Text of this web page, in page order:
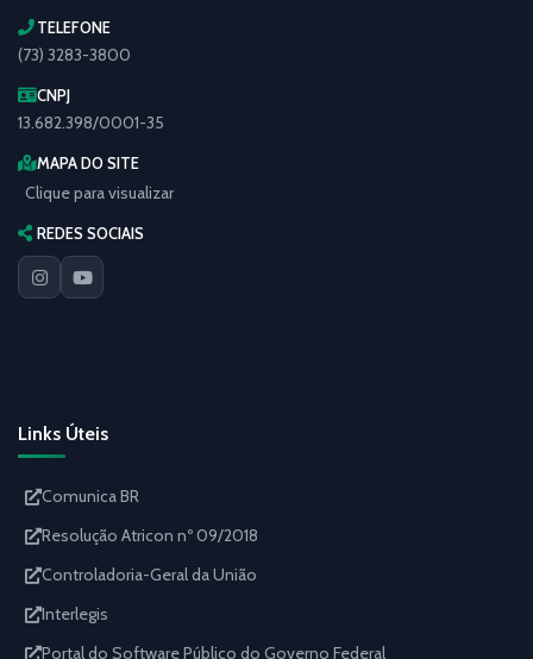
TELEFONE
(73) 3283-3800
CNPJ
13.682.398/0001-35
MAPA DO SITE
Clique para visualizar
REDES SOCIAIS
Links Úteis
Comunica BR
Resolução Atricon nº 09/2018
Controladoria-Geral da União
Interlegis
Portal do Software Público do Governo Federal